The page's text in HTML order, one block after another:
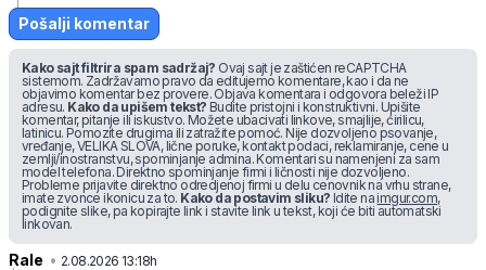
Pošalji komentar
Kako sajt filtrira spam sadržaj? Ovaj sajt je zaštićen reCAPTCHA
sistemom. Zadržavamo pravo da editujemo komentare, kao i da ne
objavimo komentar bez provere. Objava komentara i odgovora beleži IP
adresu. Kako da upišem tekst? Budite pristojni i konstruktivni. Upišite
komentar, pitanje ili iskustvo. Možete ubacivati linkove, smajlije, ćirilicu,
latinicu. Pomozite drugima ili zatražite pomoć. Nije dozvoljeno psovanje,
vređanje, VELIKA SLOVA, lične poruke, kontakt podaci, reklamiranje, cene u
zemlji/inostranstvu, spominjanje admina. Komentari su namenjeni za sam
model telefona. Direktno spominjanje firmi i ličnosti nije dozvoljeno.
Probleme prijavite direktno odredjenoj firmi u delu cenovnik na vrhu strane,
imate zvonce ikonicu za to. Kako da postavim sliku? Idite na imgur.com,
podignite slike, pa kopirajte link i stavite link u tekst, koji će biti automatski
linkovan.
Rale • 2.08.2026 13:18h